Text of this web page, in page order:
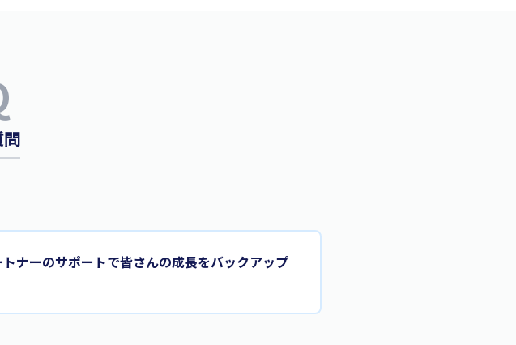
問
ナーのサポートで皆さんの成長をバックアップ